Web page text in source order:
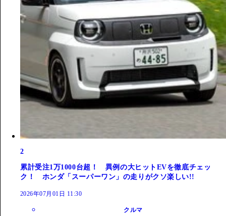
2
累計受注1万1000台超！ 異例の大ヒットEVを徹底チェッ
ク！ ホンダ「スーパーワン」の走りがクソ楽しい!!
2026年07月01日 11:30
クルマ